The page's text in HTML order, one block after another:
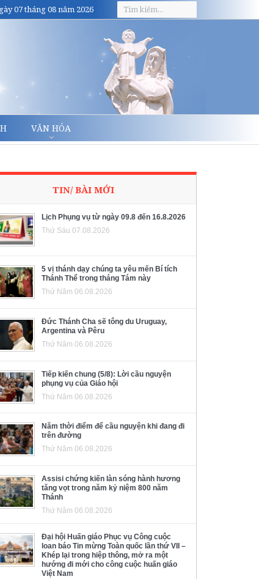
07 tháng 08 năm 2026
VĂN HÓA
TIN/ BÀI MỚI
Lịch Phụng vụ từ ngày 09.8 đến 16.8.2026
Thứ Sáu 07.08.2026
5 vị thánh dạy chúng ta yêu mến Bí tích
Thánh Thể trong tháng Tám này
Thứ Năm 06.08.2026
Đức Thánh Cha sẽ tông du Uruguay,
Argentina và Pêru
Thứ Năm 06.08.2026
Tiếp kiến chung (5/8): Lời cầu nguyện
phụng vụ của Giáo hội
Thứ Năm 06.08.2026
Năm thời điểm để cầu nguyện khi đang đi
trên đường
Thứ Năm 06.08.2026
Assisi chứng kiến làn sóng hành hương
tăng vọt trong năm kỷ niệm 800 năm
Thánh
Thứ Năm 06.08.2026
Đại hội Huấn giáo Phục vụ Công cuộc
loan báo Tin mừng Toàn quốc lần thứ VII –
Khép lại trong hiệp thông, mở ra một
hướng đi mới cho công cuộc huấn giáo
Việt Nam